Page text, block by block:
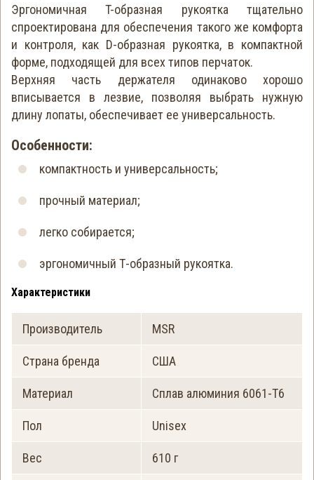
Эргономичная T-образная рукоятка тщательно
спроектирована для обеспечения такого же комфорта
и контроля, как D-образная рукоятка, в компактной
форме, подходящей для всех типов перчаток.
Верхняя часть держателя одинаково хорошо
вписывается в лезвие, позволяя выбрать нужную
длину лопаты, обеспечивает ее универсальность.
Особенности:
компактность и универсальность;
прочный материал;
легко собирается;
эргономичный Т-образный рукоятка.
Характеристики
Производитель MSR
Страна бренда США
Материал Сплав алюминия 6061-T6
Пол Unisex
Вес 610 г